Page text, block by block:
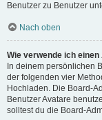
Benutzer zu Benutzer
Nach oben
Wie verwende ich
In deinem persönlichen
der folgenden vier
Hochladen. Die Board-
Benutzer Avatare
solltest du die Board-